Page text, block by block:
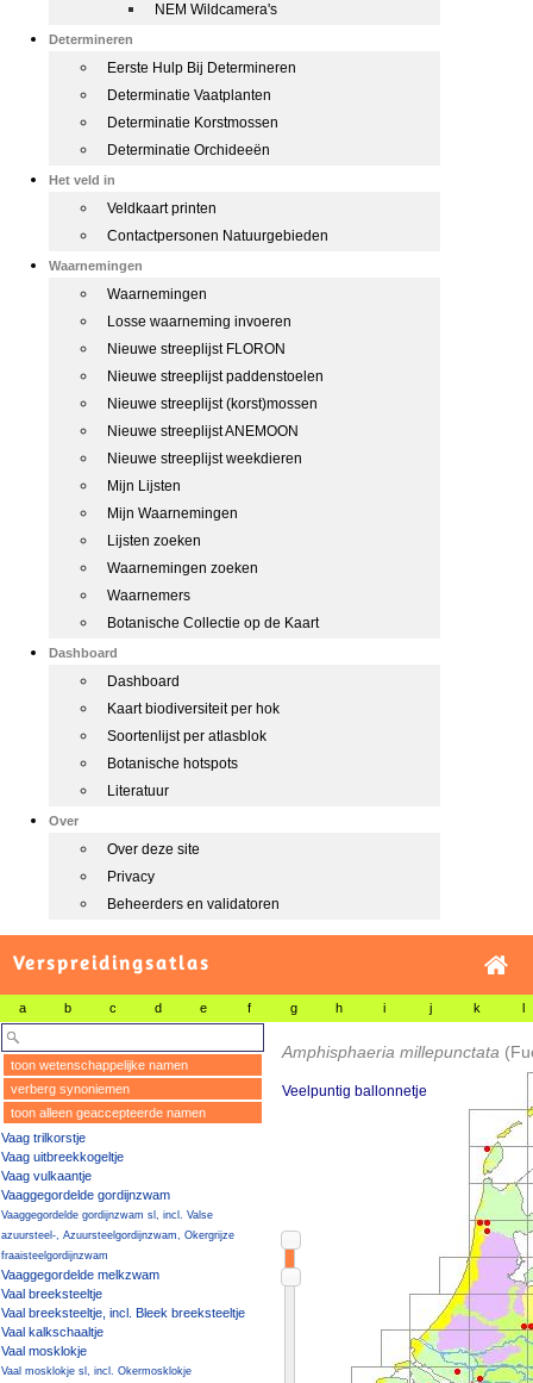
NEM Wildcamera's
Determineren
Eerste Hulp Bij Determineren
Determinatie Vaatplanten
Determinatie Korstmossen
Determinatie Orchideeën
Het veld in
Veldkaart printen
Contactpersonen Natuurgebieden
Waarnemingen
Waarnemingen
Losse waarneming invoeren
Nieuwe streeplijst FLORON
Nieuwe streeplijst paddenstoelen
Nieuwe streeplijst (korst)mossen
Nieuwe streeplijst ANEMOON
Nieuwe streeplijst weekdieren
Mijn Lijsten
Mijn Waarnemingen
Lijsten zoeken
Waarnemingen zoeken
Waarnemers
Botanische Collectie op de Kaart
Dashboard
Dashboard
Kaart biodiversiteit per hok
Soortenlijst per atlasblok
Botanische hotspots
Literatuur
Over
Over deze site
Privacy
Beheerders en validatoren
Verspreidingsatlas
a b c d e f g h i j k l
toon wetenschappelijke namen
verberg synoniemen
toon alleen geaccepteerde namen
Vaag trilkorstje
Vaag uitbreekkogeltje
Vaag vulkaantje
Vaaggegordelde gordijnzwam
Vaaggegordelde gordijnzwam sl, incl. Valse
azuursteel-, Azuursteelgordijnzwam, Okergrijze
fraaisteelgordijnzwam
Vaaggegordelde melkzwam
Vaal breeksteeltje
Vaal breeksteeltje, incl. Bleek breeksteeltje
Vaal kalkschaaltje
Vaal mosklokje
Vaal mosklokje sl, incl. Okermosklokje
Amphisphaeria millepunctata
Veelpuntig ballonnetje